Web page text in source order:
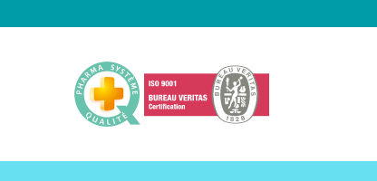
Tissu élastique : confort et souplesse.
Bande de maintien supplémentaire sous la poitrine.
Dentelle élastique au motif floral.
Aspect naturel.
Grand confort de port.